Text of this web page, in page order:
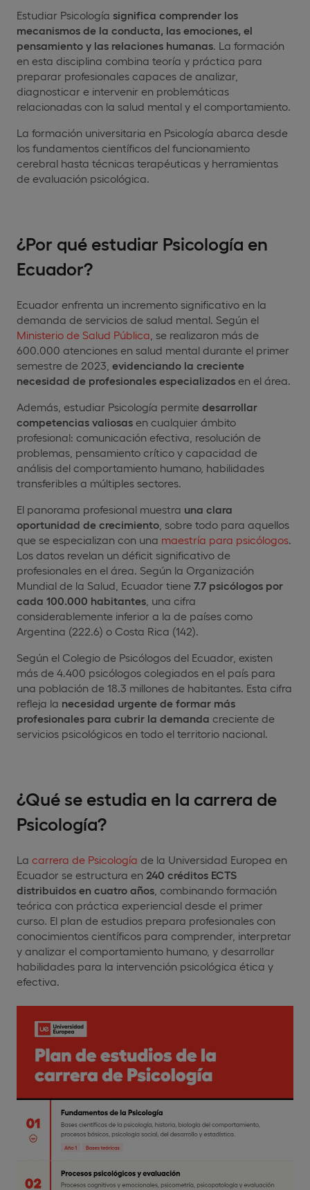
Estudiar Psicología significa comprender los
mecanismos de la conducta, las emociones, el
pensamiento y las relaciones humanas. La formación
en esta disciplina combina teoría y práctica para
preparar profesionales capaces de analizar,
diagnosticar e intervenir en problemáticas
relacionadas con la salud mental y el comportamiento.
La formación universitaria en Psicología abarca desde
los fundamentos científicos del funcionamiento
cerebral hasta técnicas terapéuticas y herramientas
de evaluación psicológica.
¿Por qué estudiar Psicología en
Ecuador?
Ecuador enfrenta un incremento significativo en la
demanda de servicios de salud mental. Según el
Ministerio de Salud Pública , se realizaron más de
600.000 atenciones en salud mental durante el primer
semestre de 2023, evidenciando la creciente
necesidad de profesionales especializados en el área.
Además, estudiar Psicología permite desarrollar
competencias valiosas en cualquier ámbito
profesional: comunicación efectiva, resolución de
problemas, pensamiento crítico y capacidad de
análisis del comportamiento humano, habilidades
transferibles a múltiples sectores.
El panorama profesional muestra una clara
oportunidad de crecimiento , sobre todo para aquellos
que se especializan con una maestría para psicólogos.
Los datos revelan un déficit significativo de
profesionales en el área. Según la Organización
Mundial de la Salud, Ecuador tiene 7.7 psicólogos por
cada 100.000 habitantes , una cifra
considerablemente inferior a la de países como
Argentina (222.6) o Costa Rica (142).
Según el Colegio de Psicólogos del Ecuador, existen
más de 4.400 psicólogos colegiados en el país para
una población de 18.3 millones de habitantes. Esta cifra
refleja la necesidad urgente de formar más
profesionales para cubrir la demanda creciente de
servicios psicológicos en todo el territorio nacional.
¿Qué se estudia en la carrera de
Psicología?
La carrera de Psicología de la Universidad Europea en
Ecuador se estructura en 240 créditos ECTS
distribuidos en cuatro años , combinando formación
teórica con práctica experiencial desde el primer
curso. El plan de estudios prepara profesionales con
conocimientos científicos para comprender, interpretar
y analizar el comportamiento humano, y desarrollar
habilidades para la intervención psicológica ética y
efectiva.